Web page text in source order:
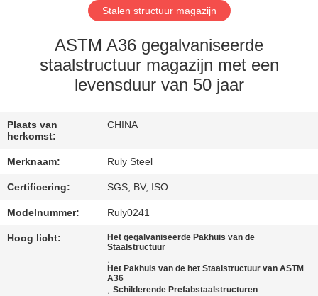
ONGEVEER
ONS
CONTACTEER
ONS
Stalen structuur magazijn
ASTM A36 gegalvaniseerde
staalstructuur magazijn met een
levensduur van 50 jaar
Plaats van
herkomst:
CHINA
Merknaam: Ruly Steel
Certificering: SGS, BV, ISO
Modelnummer: Ruly0241
Hoog licht:
Het gegalvaniseerde Pakhuis van de
Staalstructuur
,
Het Pakhuis van de het Staalstructuur van ASTM
A36
,Schilderende Prefabstaalstructuren